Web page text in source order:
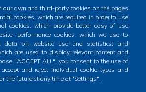
government News Segment
971 84 91 00
CIF P0704400A
our own and third-party cookies on the pages
cookies, which are required in order to use
cookies, which provide better easy of use
performance cookies, which we use to
data on website use and statistics; and
are used to display relevant content and
"ACCEPT ALL", you consent to the use of
and reject individual cookie types and
the future at any time at "Settings".